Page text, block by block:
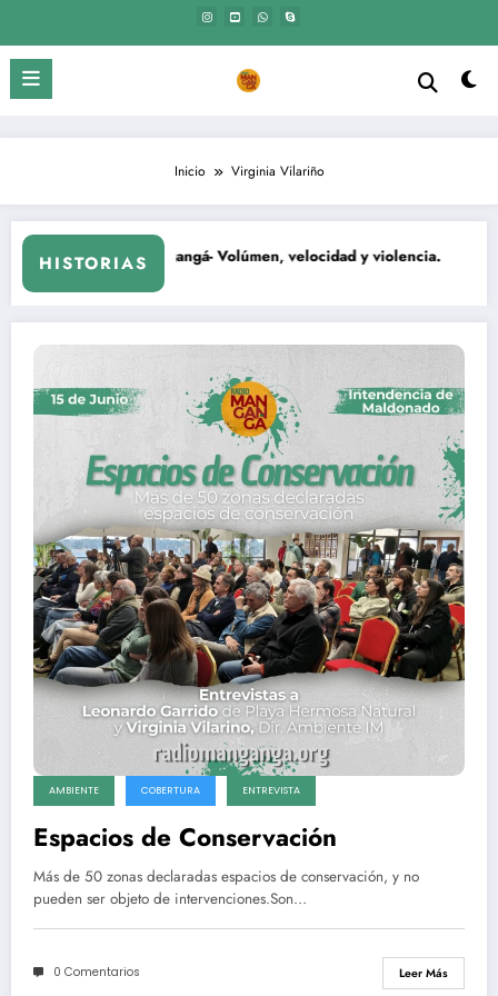
contenido
Inicio Virginia Vilariño
HISTORIAS
El Mangangá- Volúmen, velocidad y violencia.
AMBIENTE COBERTURA ENTREVISTA
Espacios de Conservación
Más de 50 zonas declaradas espacios de conservación, y no
pueden ser objeto de intervenciones.Son…
0 Comentarios Leer Más